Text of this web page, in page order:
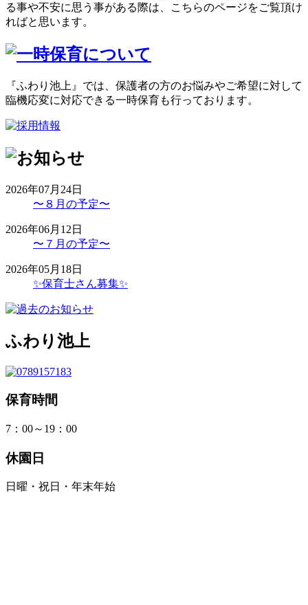
る事や不安に思う事がある際は、こちらのページをご覧頂け
ればと思います。
『ふわり池上』では、保護者の方のお悩みやご希望に対して
臨機応変に対応できる一時保育も行っております。
2026年07月24日
〜８月の予定〜
2026年06月12日
〜７月の予定〜
2026年05月18日
✨保育士さん募集✨
ふわり池上
保育時間
7：00～19：00
休園日
日曜・祝日・年末年始